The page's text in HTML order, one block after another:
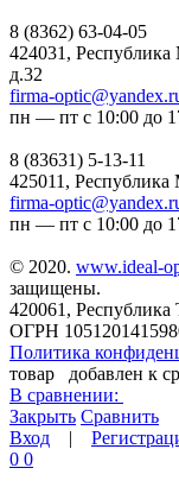
8 (8362) 63-04-05
424031,
д.32
firma-
пн — пт с 10:00 до
8 (83631) 5-13-11
425011,
firma-
пн — пт с 10:00 до
© 2020. www.ideal-
защищены.
420061, Республика
ОГРН
Политика
товар
добавлен к
В сравнении:
Закрыть Сравнить
Вход |
0 0